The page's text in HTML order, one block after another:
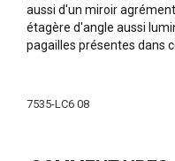
aussi d'un miroir
étagère d'angle aussi
pagailles présentes dans
d'infos
7535-LC6 08